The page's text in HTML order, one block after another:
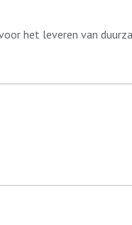
het leveren van